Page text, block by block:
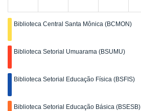
Biblioteca Central Santa Mônica (BCMON)
Biblioteca Setorial Umuarama (BSUMU)
Biblioteca Setorial Educação Física (BSFIS)
Biblioteca Setorial Educação Básica (BSESB)